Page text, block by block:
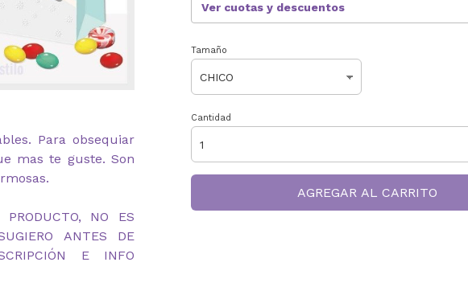
Para obsequiar
mas te guste. Son
NO ES
ANTES DE
E INFO
Ver cuotas y descuentos
Tamaño
Cantidad
AGREGAR AL CARRITO